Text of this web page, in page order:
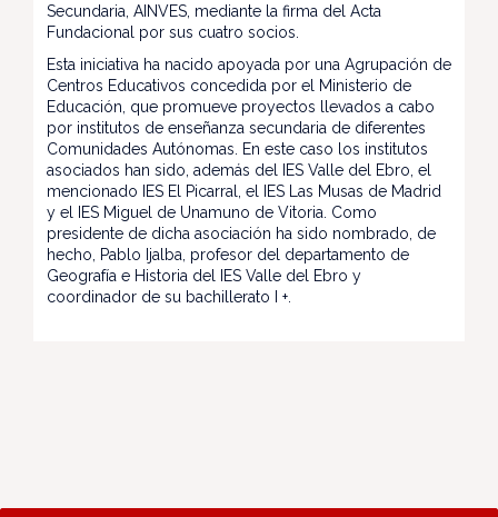
Secundaria, AINVES, mediante la firma del Acta
Fundacional por sus cuatro socios.
Esta iniciativa ha nacido apoyada por una Agrupación de
Centros Educativos concedida por el Ministerio de
Educación, que promueve proyectos llevados a cabo
por institutos de enseñanza secundaria de diferentes
Comunidades Autónomas. En este caso los institutos
asociados han sido, además del IES Valle del Ebro, el
mencionado IES El Picarral, el IES Las Musas de Madrid
y el IES Miguel de Unamuno de Vitoria. Como
presidente de dicha asociación ha sido nombrado, de
hecho, Pablo Ijalba, profesor del departamento de
Geografía e Historia del IES Valle del Ebro y
coordinador de su bachillerato I +.